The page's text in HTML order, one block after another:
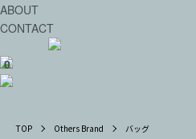
ABOUT
CONTACT
0
TOP Others Brand
バッグ